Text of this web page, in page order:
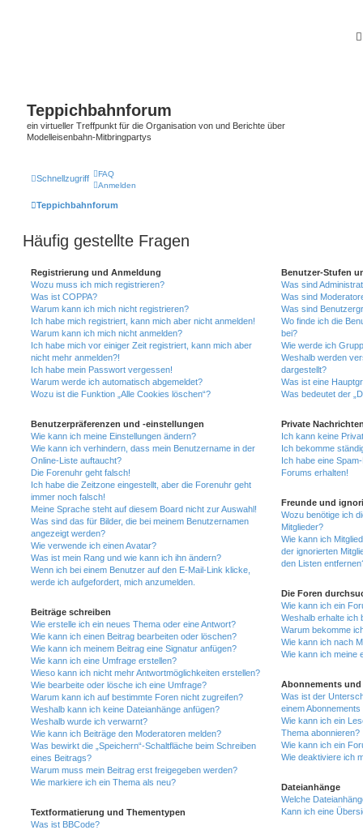
Teppichbahnforum
ein virtueller Treffpunkt für die Organisation von und Berichte über
Modelleisenbahn-Mitbringpartys
Schnellzugriff
FAQ
Anmelden
Teppichbahnforum
Häufig gestellte Fragen
Registrierung und Anmeldung
Wozu muss ich mich registrieren?
Was ist COPPA?
Warum kann ich mich nicht registrieren?
Ich habe mich registriert, kann mich aber nicht anmelden!
Warum kann ich mich nicht anmelden?
Ich habe mich vor einiger Zeit registriert, kann mich aber
nicht mehr anmelden?!
Ich habe mein Passwort vergessen!
Warum werde ich automatisch abgemeldet?
Wozu ist die Funktion „Alle Cookies löschen“?
Benutzerpräferenzen und -einstellungen
Wie kann ich meine Einstellungen ändern?
Wie kann ich verhindern, dass mein Benutzername in der
Online-Liste auftaucht?
Die Forenuhr geht falsch!
Ich habe die Zeitzone eingestellt, aber die Forenuhr geht
immer noch falsch!
Meine Sprache steht auf diesem Board nicht zur Auswahl!
Was sind das für Bilder, die bei meinem Benutzernamen
angezeigt werden?
Wie verwende ich einen Avatar?
Was ist mein Rang und wie kann ich ihn ändern?
Wenn ich bei einem Benutzer auf den E-Mail-Link klicke,
werde ich aufgefordert, mich anzumelden.
Beiträge schreiben
Wie erstelle ich ein neues Thema oder eine Antwort?
Wie kann ich einen Beitrag bearbeiten oder löschen?
Wie kann ich meinem Beitrag eine Signatur anfügen?
Wie kann ich eine Umfrage erstellen?
Wieso kann ich nicht mehr Antwortmöglichkeiten erstellen?
Wie bearbeite oder lösche ich eine Umfrage?
Warum kann ich auf bestimmte Foren nicht zugreifen?
Weshalb kann ich keine Dateianhänge anfügen?
Weshalb wurde ich verwarnt?
Wie kann ich Beiträge den Moderatoren melden?
Was bewirkt die „Speichern“-Schaltfläche beim Schreiben
eines Beitrags?
Warum muss mein Beitrag erst freigegeben werden?
Wie markiere ich ein Thema als neu?
Textformatierung und Thementypen
Was ist BBCode?
Benutzer-Stufen
Was sind
Was sind
Was sind
Wo finde ich die
bei?
Wie werde ich
Weshalb werden
dargestellt?
Was ist eine
Was bedeutet der
Private
Ich kann keine
Ich bekomme
Ich habe eine
Forums erhalten!
Freunde und
Wozu benötige ich
Mitglieder?
Wie kann ich
der ignorierten
den Listen
Die Foren
Wie kann ich ein
Weshalb erhalte ich
Warum bekomme
Wie kann ich nach
Wie kann ich meine
Abonnements und
Was ist der
einem
Wie kann ich ein
Thema abonnieren?
Wie kann ich ein
Wie deaktiviere ich
Dateianhänge
Welche
Kann ich eine